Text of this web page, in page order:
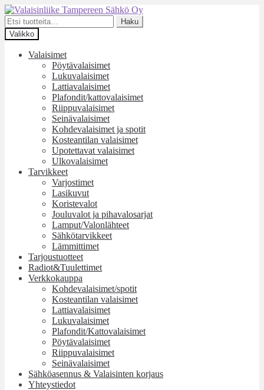
Siirry
navigointiin
Siirry
sisältöön
Etsi:
Haku
Valikko
Valaisimet
Pöytävalaisimet
Lukuvalaisimet
Lattiavalaisimet
Plafondit/kattovalaisimet
Riippuvalaisimet
Seinävalaisimet
Kohdevalaisimet ja spotit
Kosteantilan valaisimet
Upotettavat valaisimet
Ulkovalaisimet
Tarvikkeet
Varjostimet
Lasikuvut
Koristevalot
Jouluvalot ja pihavalosarjat
Lamput/Valonlähteet
Sähkötarvikkeet
Lämmittimet
Tarjoustuotteet
Radiot&Tuulettimet
Verkkokauppa
Kohdevalaisimet/spotit
Kosteantilan valaisimet
Lattiavalaisimet
Lukuvalaisimet
Plafondit/Kattovalaisimet
Pöytävalaisimet
Riippuvalaisimet
Seinävalaisimet
Sähköasennus & Valaisinten korjaus
Yhteystiedot